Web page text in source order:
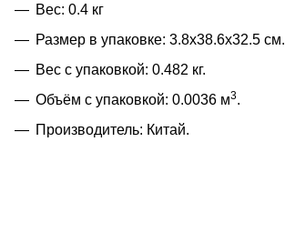
Вес: 0.4 кг
Размер в упаковке: 3.8x38.6x32.5 см.
Вес с упаковкой: 0.482 кг.
Объём с упаковкой: 0.0036 м3.
Производитель: Китай.